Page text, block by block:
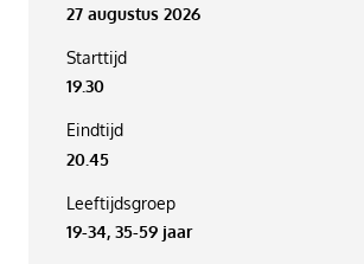
27 augustus 2026
Starttijd
19.30
Eindtijd
20.45
Leeftijdsgroep
19-34, 35-59 jaar